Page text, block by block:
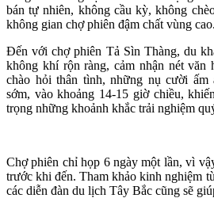
bán tự nhiên, không cầu kỳ, không
không gian chợ phiên đậm chất vùng cao.
Đến với chợ phiên Tả Sìn Thàng, du
không khí rộn ràng, cảm nhận nét văn
chào hỏi thân tình, những nụ cười ấm
sớm, vào khoảng 14-15 giờ chiều,
trọng những khoảnh khắc trải nghiệm
Chợ phiên chỉ họp 6 ngày một lần, vì
trước khi đến. Tham khảo kinh nghiệm
các diễn đàn du lịch Tây Bắc cũng sẽ